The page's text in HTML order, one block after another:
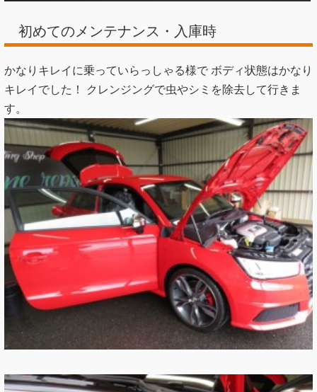
初めてのメンテナンス・入庫時
かなりキレイに乗っていらっしゃる様で ボディ状態はかなり
キレイでした！ クレンジングで虫やシミを除去して行きま
す。